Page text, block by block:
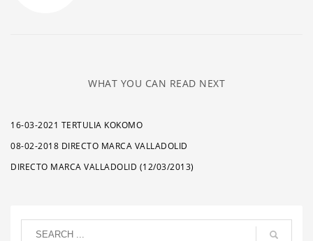
WHAT YOU CAN READ NEXT
16-03-2021 TERTULIA KOKOMO
08-02-2018 DIRECTO MARCA VALLADOLID
DIRECTO MARCA VALLADOLID (12/03/2013)